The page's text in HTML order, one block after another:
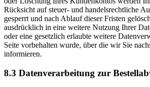
Rücksicht auf steuer- und handelsrechtliche
gesperrt und nach Ablauf dieser Fristen
ausdrücklich in eine weitere Nutzung Ihrer
oder eine gesetzlich erlaubte weitere
Seite vorbehalten wurde, über die wir Sie
informieren.
8.3 Datenverarbeitung zur